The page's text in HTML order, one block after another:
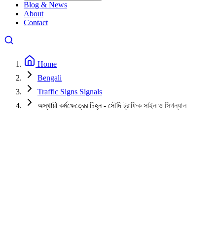
Blog & News
About
Contact
Home
Bengali
Traffic Signs Signals
অস্থায়ী কর্মক্ষেত্রের চিহ্ন - সৌদি ট্রাফিক সাইন ও সিগন্যাল